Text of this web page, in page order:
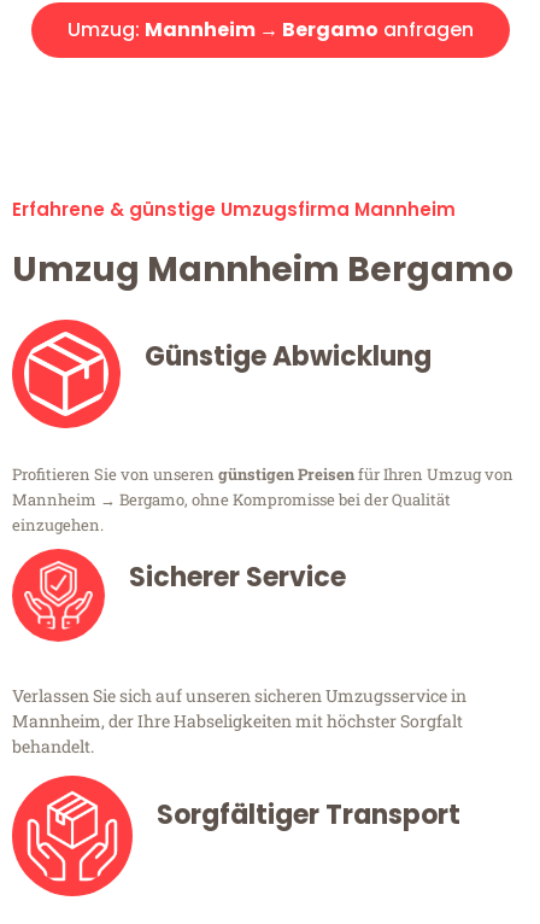
Umzug: Mannheim → Bergamo anfragen
Erfahrene & günstige Umzugsfirma Mannheim
Umzug Mannheim Bergamo
Günstige Abwicklung
Profitieren Sie von unseren günstigen Preisenfür Ihren Umzug von
Mannheim → Bergamo, ohne Kompromisse bei der Qualität
einzugehen.
Sicherer Service
Verlassen Sie sich auf unseren sicheren Umzugsservice in
Mannheim, der Ihre Habseligkeiten mit höchster Sorgfalt
behandelt.
Sorgfältiger Transport